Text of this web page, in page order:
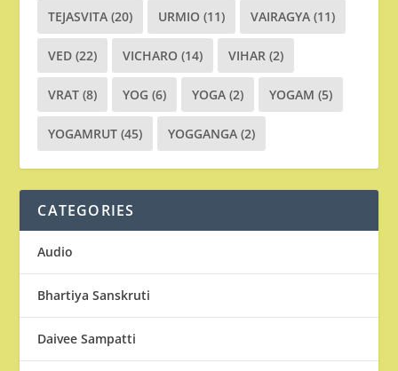
TEJASVITA (20) URMIO (11) VAIRAGYA (11)
VED (22) VICHARO (14) VIHAR (2)
VRAT (8) YOG (6) YOGA (2) YOGAM (5)
YOGAMRUT (45) YOGGANGA (2)
CATEGORIES
Audio
Bhartiya Sanskruti
Daivee Sampatti